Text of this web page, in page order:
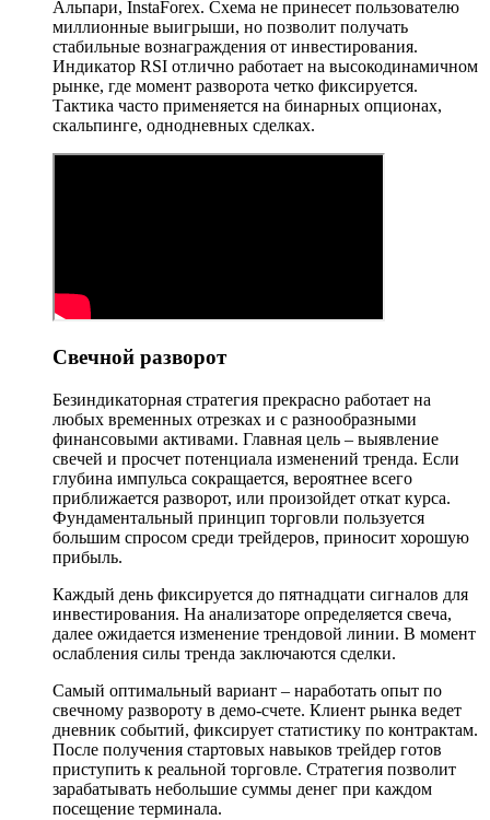
Альпари, InstaForex. Схема не принесет пользователю
миллионные выигрыши, но позволит получать
стабильные вознаграждения от инвестирования.
Индикатор RSI отлично работает на высокодинамичном
рынке, где момент разворота четко фиксируется.
Тактика часто применяется на бинарных опционах,
скальпинге, однодневных сделках.
Свечной разворот
Безиндикаторная стратегия прекрасно работает на
любых временных отрезках и с разнообразными
финансовыми активами. Главная цель – выявление
свечей и просчет потенциала изменений тренда. Если
глубина импульса сокращается, вероятнее всего
приближается разворот, или произойдет откат курса.
Фундаментальный принцип торговли пользуется
большим спросом среди трейдеров, приносит хорошую
прибыль.
Каждый день фиксируется до пятнадцати сигналов для
инвестирования. На анализаторе определяется свеча,
далее ожидается изменение трендовой линии. В момент
ослабления силы тренда заключаются сделки.
Самый оптимальный вариант – наработать опыт по
свечному развороту в демо-счете. Клиент рынка ведет
дневник событий, фиксирует статистику по контрактам.
После получения стартовых навыков трейдер готов
приступить к реальной торговле. Стратегия позволит
зарабатывать небольшие суммы денег при каждом
посещение терминала.